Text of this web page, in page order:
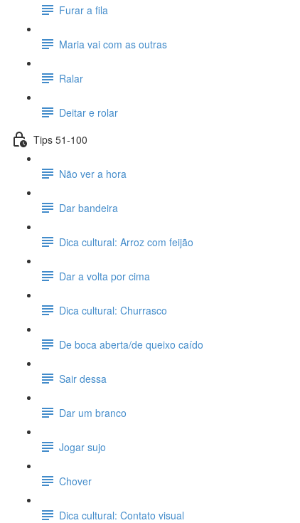
Furar a fila
Maria vai com as outras
Ralar
Deitar e rolar
Tips 51-100
Não ver a hora
Dar bandeira
Dica cultural: Arroz com feijão
Dar a volta por cima
Dica cultural: Churrasco
De boca aberta/de queixo caído
Sair dessa
Dar um branco
Jogar sujo
Chover
Dica cultural: Contato visual